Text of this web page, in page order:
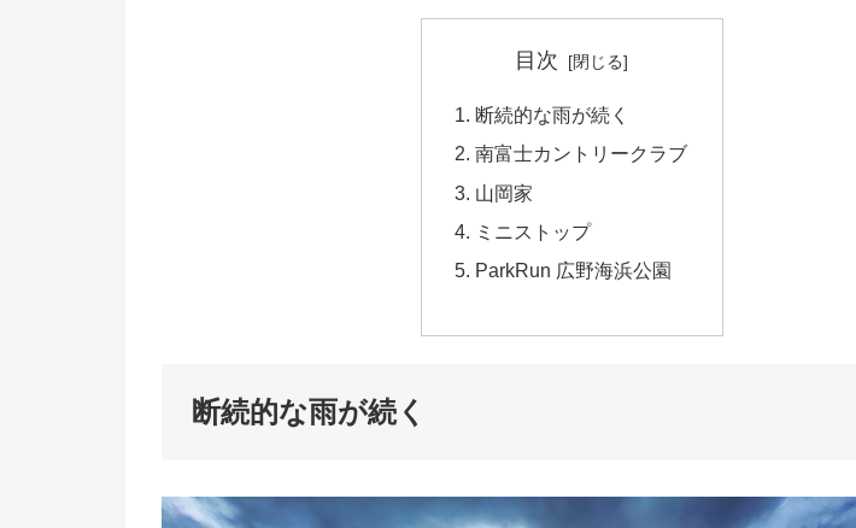
目次
断続的な雨が続く
南富士カントリークラブ
山岡家
ミニストップ
ParkRun 広野海浜公園
断続的な雨が続く